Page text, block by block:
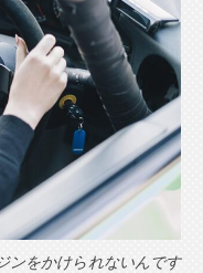
ンをかけられないんです